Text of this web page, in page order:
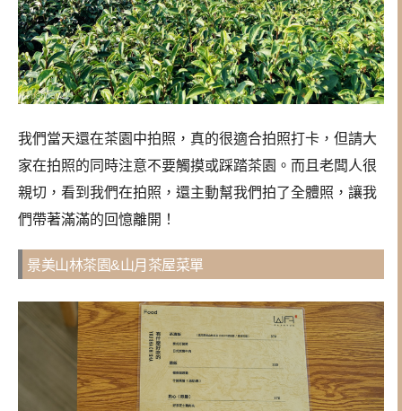
我們當天還在茶園中拍照，真的很適合拍照打卡，但請大
家在拍照的同時注意不要觸摸或踩踏茶園。而且老闆人很
親切，看到我們在拍照，還主動幫我們拍了全體照，讓我
們帶著滿滿的回憶離開！
景美山林茶園&山月茶屋菜單